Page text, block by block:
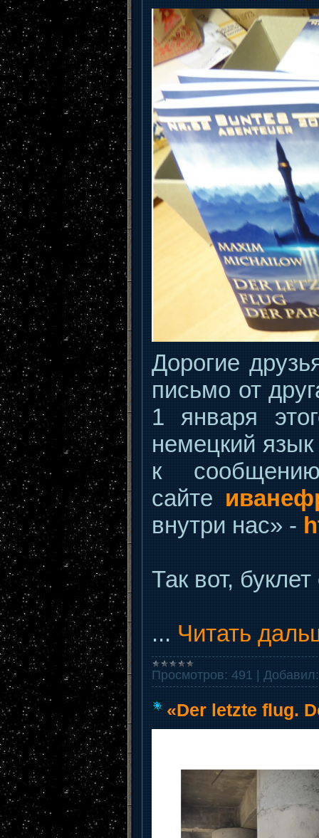
Дорогие
письмо от
1 января
немецкий
к
сайте
внутри нас» -
Так вот,
... Читать
Просмотров: 491 | Добавил:
«Der letzte flug.